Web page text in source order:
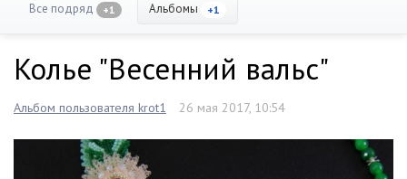
Все подряд +1 Альбомы +1
Колье "Весенний вальс"
Альбом пользователя krot1 26 мая 2017, 10:54